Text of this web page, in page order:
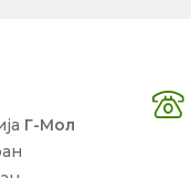
Г-Мол